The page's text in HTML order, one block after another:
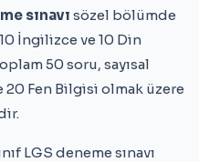
sınavı sözel bölümde
İngilizce ve 10 Din
50 soru, sayısal
Fen Bilgisi olmak üzere
LGS deneme sınavı